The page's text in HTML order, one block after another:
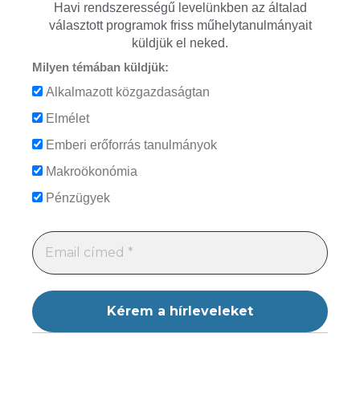
Havi rendszerességű levelünkben az általad
választott programok friss műhelytanulmányait
küldjük el neked.
Milyen témában küldjük:
Alkalmazott közgazdaságtan
Elmélet
Emberi erőforrás tanulmányok
Makroökonómia
Pénzügyek